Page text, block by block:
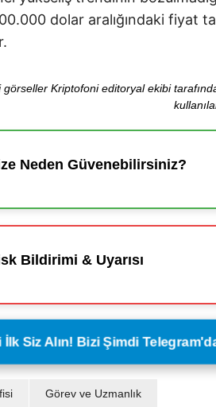
dolar aralığındaki fiyat
Kriptofoni editoryal ekibi
Neden Güvenebilirsiniz?
Bildirimi & Uyarısı
İlk Siz Alın! Bizi Şimdi
Görev ve Uzmanlık